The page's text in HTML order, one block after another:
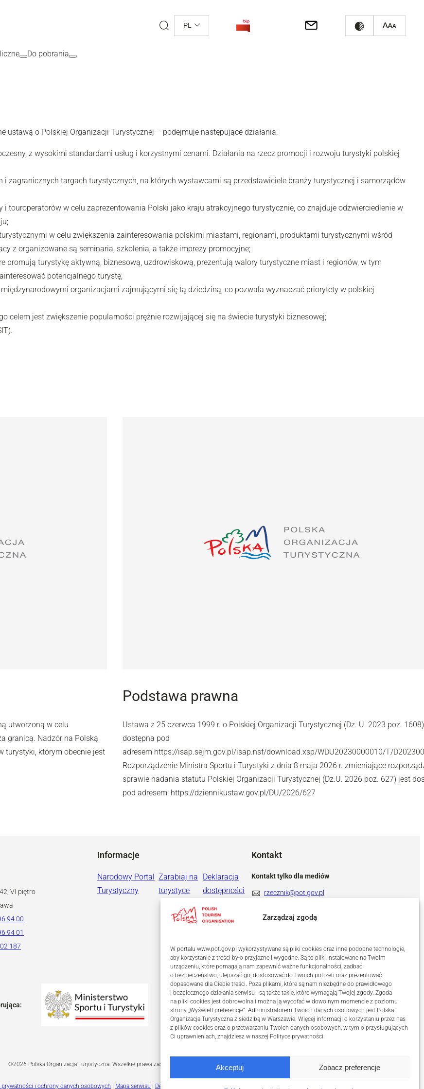
Zarządzaj zgodą
W portalu www.pot.gov.pl wykorzystywane są pliki cookies oraz inne podobne technologie,
aby korzystanie z treści było przyjazne i wygodne. Są to pliki instalowane na Twoim
urządzeniu, które pomagają nam zapewnić ważne funkcjonalności, zadbać
o bezpieczeństwo, ulepszać go, dostosować do Twoich potrzeb oraz prezentować
dopasowane dla Ciebie treści. Poza plikami, które są nam niezbędne do prawidłowego
i bezpiecznego działania serwisu - są także takie, które wymagają Twojej zgody. Zgoda
na pliki cookies jest dobrowolna i można ją wycofać w dowolnym momencie z poziomu
strony „Wyświetl preferencje”. Administratorem Twoich danych osobowych jest Polska
Organizacja Turystyczna z siedzibą w Warszawie. Więcej informacji o korzystaniu przez nas
z plików cookies oraz o przetwarzaniu Twoich danych osobowych, w tym o przysługujących
Ci uprawnieniach, znajdziesz w naszej Polityce prywatności.
Akceptuj Zobacz preferencje
PL
Do pobrania
ustawą o Polskiej Organizacji Turystycznej – podejmuje następujące działania:
z wysokimi standardami usług i korzystnymi cenami. Działania na rzecz promocji i rozwoju turystyki polskiej
zagranicznych targach turystycznych, na których wystawcami są przedstawiciele branży turystycznej i samorządów
touroperatorów w celu zaprezentowania Polski jako kraju atrakcyjnego turystycznie, co znajduje odzwierciedlenie w
w celu zwiększenia zainteresowania polskimi miastami, regionami, produktami turystycznymi wśród
z organizowane są seminaria, szkolenia, a także imprezy promocyjne;
promują turystykę aktywną, biznesową, uzdrowiskową, prezentują walory turystyczne miast i regionów, w tym
potencjalnego turystę;
organizacjami zajmującymi się tą dziedziną, co pozwala wyznaczać priorytety w polskiej
celem jest zwiększenie popularności prężnie rozwijającej się na świecie turystyki biznesowej;
utworzoną w celu
granicą. Nadzór na Polską
turystyki, którym obecnie jest
Podstawa prawna
Ustawa z 25 czerwca 1999 r. o Polskiej Organizacji Turystycznej (Dz. U. 2023 poz.
dostępna pod
adresem https://isap.sejm.gov.pl/isap.nsf/download.xsp/WDU20230000010/T/
Rozporządzenie Ministra Sportu i Turystyki z dnia 8 maja 2026 r. zmieniające
sprawie nadania statutu Polskiej Organizacji Turystycznej (Dz.U. 2026 poz. 627) jest
pod adresem: https://dziennikustaw.gov.pl/DU/2026/627
VI piętro
94 00
94 01
187
Informacje
Narodowy Portal
Turystyczny
Zarabiaj na
turystyce
Deklaracja
dostępności
Kontakt
Kontakt tylko dla mediów
rzecznik@pot.gov.pl
©2026 Polska Organizacja Turystyczna. Wszelkie prawa zastrzeżone.
prywatności i ochrony danych osobowych Mapa serwisu Deklaracja dostępności